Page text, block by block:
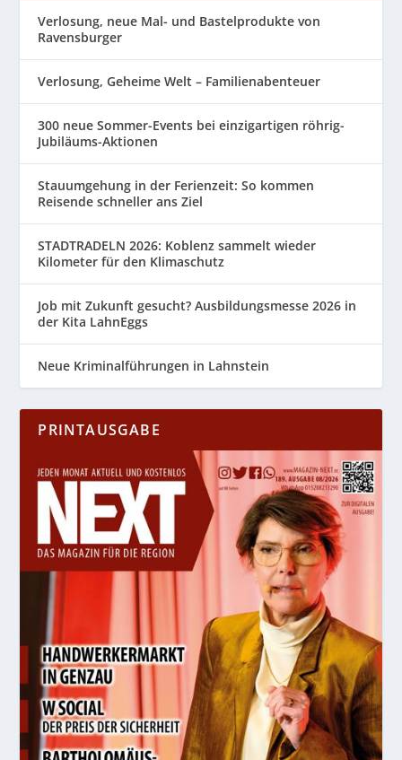
Verlosung, neue Mal- und Bastelprodukte von
Ravensburger
Verlosung, Geheime Welt – Familienabenteuer
300 neue Sommer-Events bei einzigartigen röhrig-
Jubiläums-Aktionen
Stauumgehung in der Ferienzeit: So kommen
Reisende schneller ans Ziel
STADTRADELN 2026: Koblenz sammelt wieder
Kilometer für den Klimaschutz
Job mit Zukunft gesucht? Ausbildungsmesse 2026 in
der Kita LahnEggs
Neue Kriminalführungen in Lahnstein
PRINTAUSGABE